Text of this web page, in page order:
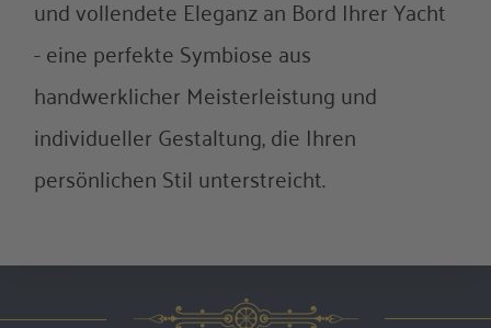
und vollendete Eleganz an Bord Ihrer Yacht
- eine perfekte Symbiose aus
handwerklicher Meisterleistung und
individueller Gestaltung, die Ihren
persönlichen Stil unterstreicht.